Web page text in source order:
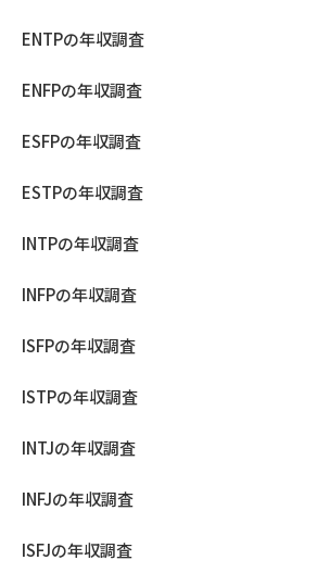
ENTPの年収調査
ENFPの年収調査
ESFPの年収調査
ESTPの年収調査
INTPの年収調査
INFPの年収調査
ISFPの年収調査
ISTPの年収調査
INTJの年収調査
INFJの年収調査
ISFJの年収調査